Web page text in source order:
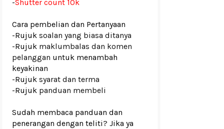
-Shutter count 10k
Cara pembelian dan Pertanyaan
-Rujuk soalan yang biasa ditanya
-Rujuk maklumbalas dan komen
pelanggan untuk menambah
keyakinan
-Rujuk syarat dan terma
-Rujuk panduan membeli
Sudah membaca panduan dan
penerangan dengan teliti? Jika ya